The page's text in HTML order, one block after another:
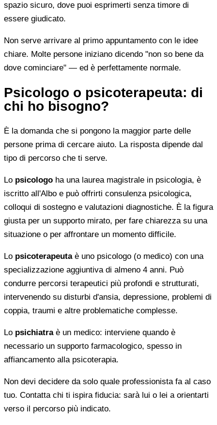
spazio sicuro, dove puoi esprimerti senza timore di
essere giudicato.
Non serve arrivare al primo appuntamento con le idee
chiare. Molte persone iniziano dicendo "non so bene da
dove cominciare" — ed è perfettamente normale.
Psicologo o psicoterapeuta: di
chi ho bisogno?
È la domanda che si pongono la maggior parte delle
persone prima di cercare aiuto. La risposta dipende dal
tipo di percorso che ti serve.
Lo psicologo ha una laurea magistrale in psicologia, è
iscritto all'Albo e può offrirti consulenza psicologica,
colloqui di sostegno e valutazioni diagnostiche. È la figura
giusta per un supporto mirato, per fare chiarezza su una
situazione o per affrontare un momento difficile.
Lo psicoterapeutaè uno psicologo (o medico) con una
specializzazione aggiuntiva di almeno 4 anni. Può
condurre percorsi terapeutici più profondi e strutturati,
intervenendo su disturbi d'ansia, depressione, problemi di
coppia, traumi e altre problematiche complesse.
Lo psichiatraè un medico: interviene quando è
necessario un supporto farmacologico, spesso in
affiancamento alla psicoterapia.
Non devi decidere da solo quale professionista fa al caso
tuo. Contatta chi ti ispira fiducia: sarà lui o lei a orientarti
verso il percorso più indicato.